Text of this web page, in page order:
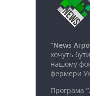
“News
хочуть
нашому
фермери
Програма